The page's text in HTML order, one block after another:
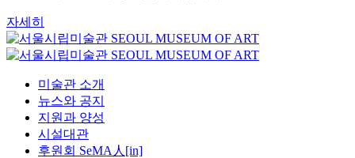
자세히
미술관 소개
뉴스와 공지
지원과 양성
시설대관
후원회 SeMA人[in]